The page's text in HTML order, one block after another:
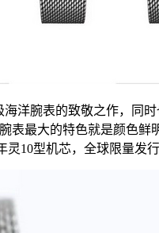
海洋腕表的致敬之作，
最大的特色就是颜色
10型机芯，全球限量发行